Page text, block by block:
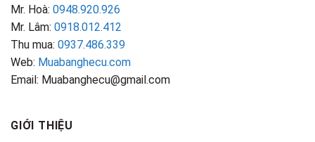
Mr. Hoà: 0948.920.926
Mr. Lâm: 0918.012.412
Thu mua: 0937.486.339
Web: Muabanghecu.com
Email: Muabanghecu@gmail.com
GIỚI THIỆU